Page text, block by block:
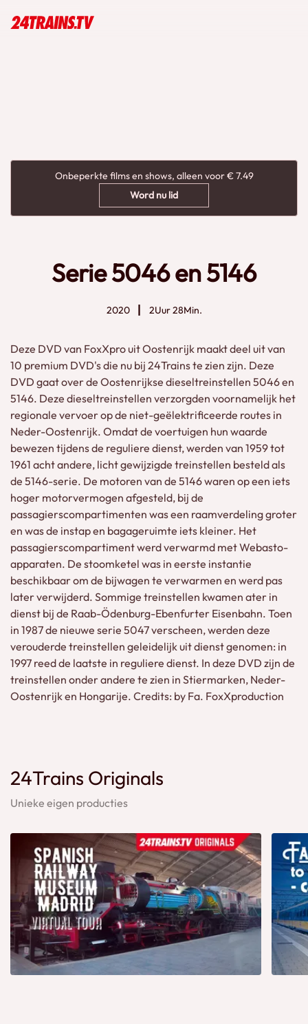
Onbeperkte films en shows, alleen voor € 7.49
Word nu lid
Serie 5046 en 5146
2020 2Uur 28Min.
Deze DVD van FoxXpro uit Oostenrijk maakt deel uit van
10 premium DVD's die nu bij 24Trains te zien zijn. Deze
DVD gaat over de Oostenrijkse dieseltreinstellen 5046 en
5146. Deze dieseltreinstellen verzorgden voornamelijk het
regionale vervoer op de niet-geëlektrificeerde routes in
Neder-Oostenrijk. Omdat de voertuigen hun waarde
bewezen tijdens de reguliere dienst, werden van 1959 tot
1961 acht andere, licht gewijzigde treinstellen besteld als
de 5146-serie. De motoren van de 5146 waren op een iets
hoger motorvermogen afgesteld, bij de
passagierscompartimenten was een raamverdeling groter
en was de instap en bagageruimte iets kleiner. Het
passagierscompartiment werd verwarmd met Webasto-
apparaten. De stoomketel was in eerste instantie
beschikbaar om de bijwagen te verwarmen en werd pas
later verwijderd. Sommige treinstellen kwamen ater in
dienst bij de Raab-Ödenburg-Ebenfurter Eisenbahn. Toen
in 1987 de nieuwe serie 5047 verscheen, werden deze
verouderde treinstellen geleidelijk uit dienst genomen: in
1997 reed de laatste in reguliere dienst. In deze DVD zijn de
treinstellen onder andere te zien in Stiermarken, Neder-
Oostenrijk en Hongarije. Credits: by Fa. FoxXproduction
24Trains Originals
Unieke eigen producties